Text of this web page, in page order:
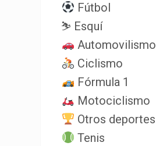
Fútbol
⛷️ Esquí
Automovilismo
Ciclismo
Fórmula 1
Motociclismo
Otros deportes
Tenis